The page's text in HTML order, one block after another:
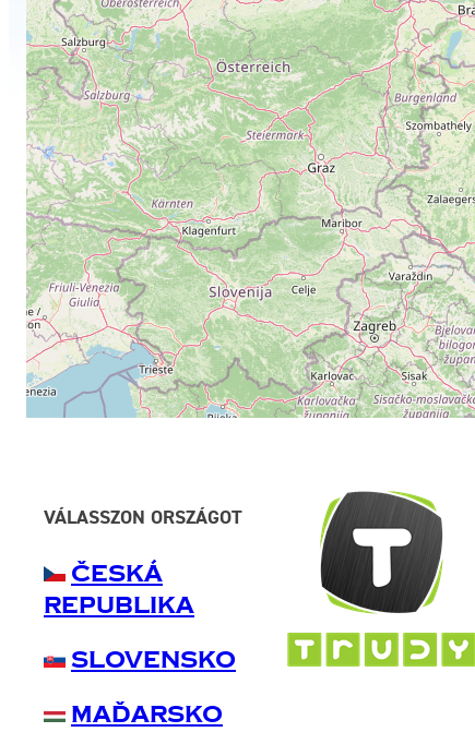
Magyar
English
VÁLASSZON ORSZÁGOT
Česká
Republika
Slovensko
Maďarsko